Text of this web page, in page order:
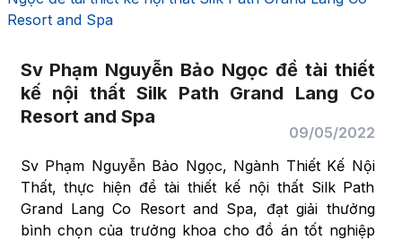
Resort and Spa
Sv Phạm Nguyễn Bảo Ngọc đề tài thiết
kế nội thất Silk Path Grand Lang Co
Resort and Spa
09/05/2022
Sv Phạm Nguyễn Bảo Ngọc, Ngành Thiết Kế Nội
Thất, thực hiện đề tài thiết kế nội thất Silk Path
Grand Lang Co Resort and Spa, đạt giải thưởng
bình chọn của trưởng khoa cho đồ án tốt nghiệp